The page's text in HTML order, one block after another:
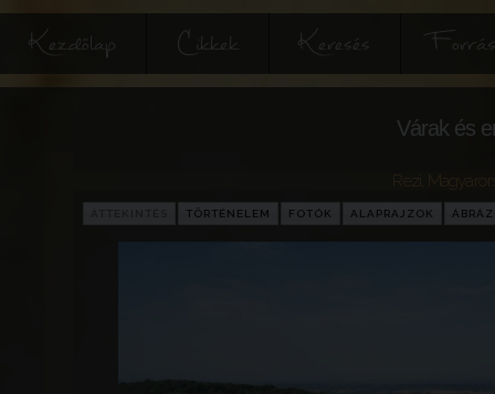
Kezdőlap Cikkek Keresés
Várak és
Rezi
TÖRTÉNELEM FOTÓK ALAPRAJZOK